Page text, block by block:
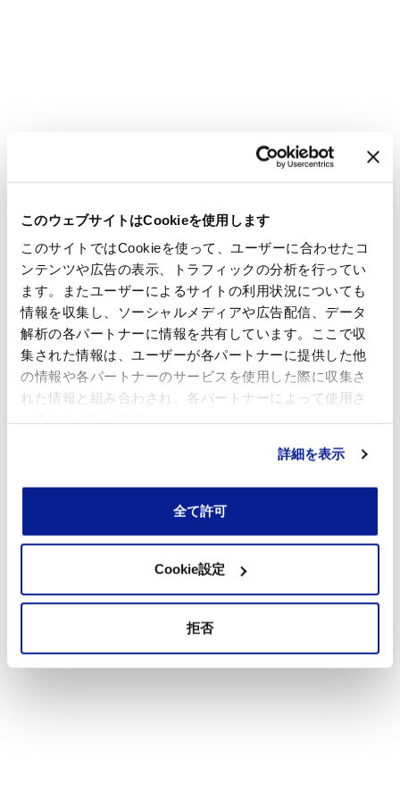
このウェブサイトはCookieを使用します
このサイトではCookieを使って、ユーザーに合わせたコ
ンテンツや広告の表示、トラフィックの分析を行ってい
ます。またユーザーによるサイトの利用状況についても
情報を収集し、ソーシャルメディアや広告配信、データ
解析の各パートナーに情報を共有しています。ここで収
集された情報は、ユーザーが各パートナーに提供した他
の情報や各パートナーのサービスを使用した際に収集さ
れた情報と組み合わされ、各パートナーによって使用さ
詳細を表示
全て許可
Cookie設定
拒否